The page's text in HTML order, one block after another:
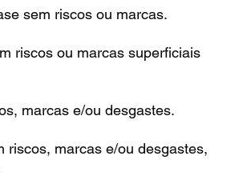
sem riscos ou marcas.
riscos ou marcas superficiais
marcas e/ou desgastes.
riscos, marcas e/ou desgastes,